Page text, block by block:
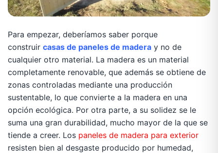
Para empezar, deberíamos saber porque
construir casas de paneles de madera y no de
cualquier otro material. La madera es un material
completamente renovable, que además se obtiene de
zonas controladas mediante una producción
sustentable, lo que convierte a la madera en una
opción ecológica. Por otra parte, a su solidez se le
suma una gran durabilidad, mucho mayor de la que se
tiende a creer. Los paneles de madera para exterior
resisten bien al desgaste producido por humedad,